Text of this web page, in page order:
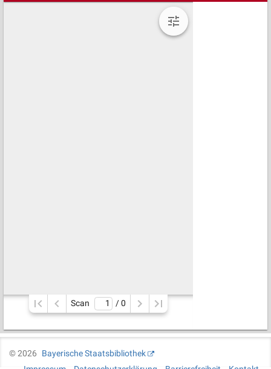
Scan / 0
©2026
Bayerische Staatsbibliothek